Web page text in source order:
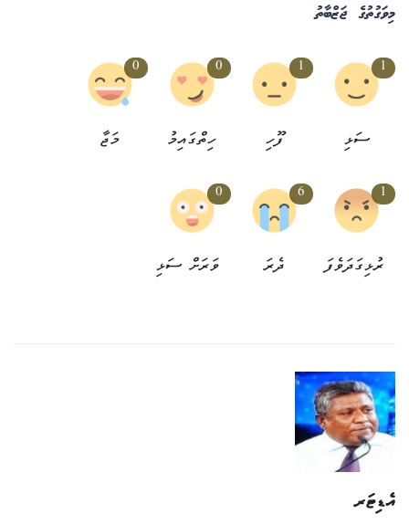
މިވަގުތުގެ ޖަޒްބާތު
1
ސަޅި
1
ފޫހި
0
ހިތްގައިމު
0
މަޖާ
1
ރުޅިގަދަވެފަ
6
ދެރަ
0
ވަރަށް ސަޅި
އެޑިޓަރ